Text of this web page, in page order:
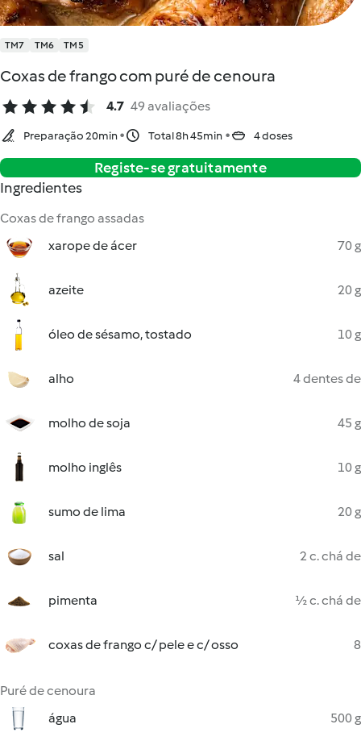
TM7 TM6 TM5
Coxas de frango com puré de cenoura
4.7 49 avaliações
Preparação 20min Total 8h 45min 4 doses
Registe-se gratuitamente
Ingredientes
Coxas de frango assadas
xarope de ácer
70 g
azeite 20 g
óleo de sésamo, tostado 10 g
alho 4 dentes de
molho de soja 45 g
molho inglês 10 g
sumo de lima 20 g
sal 2 c. chá de
pimenta ½ c. chá de
coxas de frango c/ pele e c/ osso 8
Puré de cenoura
água
500 g